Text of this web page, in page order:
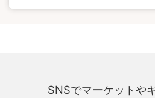
SNSでマーケットや